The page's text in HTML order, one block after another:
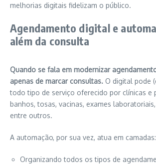
melhorias digitais fidelizam o público.
Agendamento digital e
além da consulta
Quando se fala em modernizar
apenas de marcar consultas. O digital pode
todo tipo de serviço oferecido por clínicas e
banhos, tosas, vacinas, exames
entre outros.
A automação, por sua vez, atua em camadas:
Organizando todos os tipos de